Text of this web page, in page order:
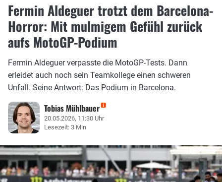
Fermin Aldeguer trotzt dem Barcelona-
Horror: Mit mulmigem Gefühl zurück
aufs MotoGP-Podium
Fermin Aldeguer verpasste die MotoGP-Tests. Dann
erleidet auch noch sein Teamkollege einen schweren
Unfall. Seine Antwort: Das Podium in Barcelona.
Tobias Mühlbauer
20.05.2026, 11:30 Uhr
Lesezeit: 3 Min